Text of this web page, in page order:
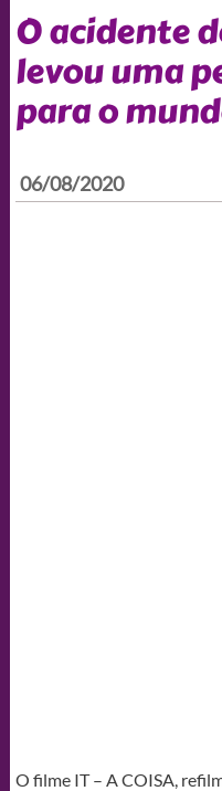
O acidente
levou uma
para o
06/08/2020
O filme IT – A COISA,